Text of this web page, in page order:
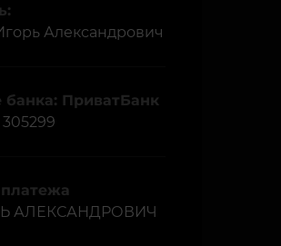
Александрович
ПриватБанк
АЛЕКСАНДРОВИЧ